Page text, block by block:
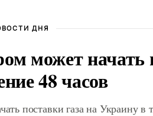
ДНЯ
может начать
48 часов
поставки газа на Украину в